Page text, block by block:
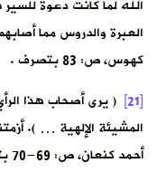
الله لما كانت دعوة
العبرة والدروس مما
كهوس، ص: 83 بتصرف .
[21]
( يرى أصحاب هذا
المشيئة الإلهية … ).
أحمد كنعان، ص: 69-70 بتصرف.